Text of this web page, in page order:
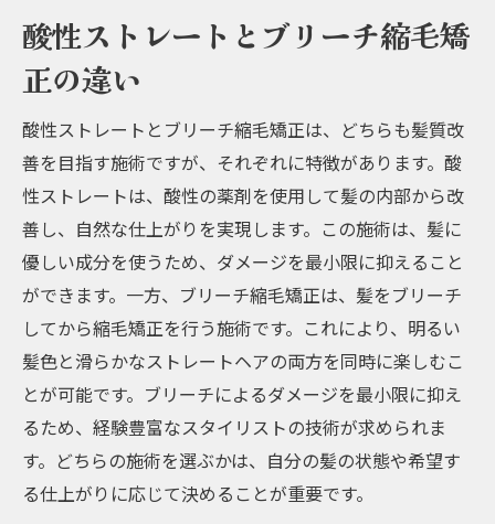
阪急沿線のおすすめサロンランキング
髪質改善に効果的なブリーチ縮毛矯正の施
ブリーチ縮毛矯正後のアフターケア方法
阪急沿線で人気のサロンの口コミと評価
髪質改善を実現するためのサロン選びのポ
イント
酸性ストレートとブリーチ縮毛矯正で髪質改善
を実現
酸性ストレートとブリーチ縮毛矯正の違い
髪質改善に役立つ2つの施術の特徴
阪急沿線のサロンで受けられる施術の詳細
酸性ストレートとブリーチ縮毛矯正の相性
施術後のアフターケアと注意点
酸性ストレートとブリーチ縮毛矯
正の違い
酸性ストレートとブリーチ縮毛矯正は、どちらも髪質改
善を目指す施術ですが、それぞれに特徴があります。酸
性ストレートは、酸性の薬剤を使用して髪の内部から改
善し、自然な仕上がりを実現します。この施術は、髪に
優しい成分を使うため、ダメージを最小限に抑えること
ができます。一方、ブリーチ縮毛矯正は、髪をブリーチ
してから縮毛矯正を行う施術です。これにより、明るい
髪色と滑らかなストレートヘアの両方を同時に楽しむこ
とが可能です。ブリーチによるダメージを最小限に抑え
るため、経験豊富なスタイリストの技術が求められま
す。どちらの施術を選ぶかは、自分の髪の状態や希望す
る仕上がりに応じて決めることが重要です。